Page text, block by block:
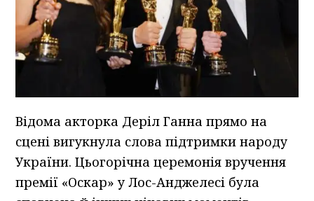
Відома акторка Деріл Ганна прямо на
сцені вигукнула слова підтримки народу
України. Цьогорічна церемонія вручення
премії «Оскар» у Лос-Анджелесі була